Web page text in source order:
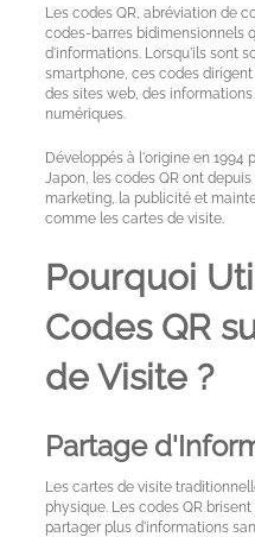
cartes
propos
des
cartes
métalliques
Contact
Blog
Test
Site
Les codes QR, abréviation de
codes-barres bidimensionnels
d'informations. Lorsqu'ils sont
smartphone, ces codes
des sites web, des
numériques.
Développés à l'origine en 1994
Japon, les codes QR ont
marketing, la publicité et
comme les cartes de visite.
Pourquoi
Codes QR
de Visite ?
Partage
Les cartes de visite
physique. Les codes QR
partager plus d'informations